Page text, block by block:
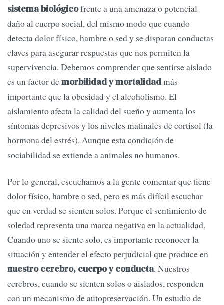
sistema biológicofrente a una amenaza o potencial
daño al cuerpo social, del mismo modo que cuando
detecta dolor físico, hambre o sed y se disparan conductas
claves para asegurar respuestas que nos permiten la
supervivencia. Debemos comprender que sentirse aislado
es un factor demorbilidad y mortalidadmás
importante que la obesidad y el alcoholismo. El
aislamiento afecta la calidad del sueño y aumenta los
síntomas depresivos y los niveles matinales de cortisol (la
hormona del estrés). Aunque esta condición de
sociabilidad se extiende a animales no humanos.
Por lo general, escuchamos a la gente comentar que tiene
dolor físico, hambre o sed, pero es más difícil escuchar
que en verdad se sienten solos. Porque el sentimiento de
soledad representa una marca negativa en la actualidad.
Cuando uno se siente solo, es importante reconocer la
situación y entender el efecto perjudicial que produce en
nuestro cerebro, cuerpo y conducta. Nuestros
cerebros, cuando se sienten solos o aislados, responden
con un mecanismo de autopreservación. Un estudio de